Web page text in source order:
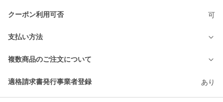
クーポン利用可否 可
支払い方法
複数商品のご注文について
適格請求書発行事業者登録 あり